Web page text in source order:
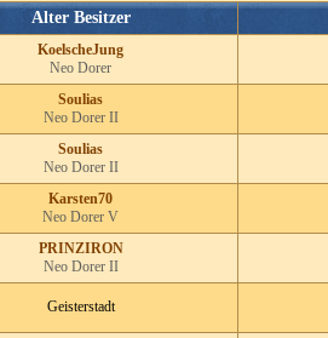
Alter Besitzer
KoelscheJung
Neo Dorer
Soulias
Neo Dorer II
Soulias
Neo Dorer II
Karsten70
Neo Dorer V
PRINZIRON
Neo Dorer II
Geisterstadt